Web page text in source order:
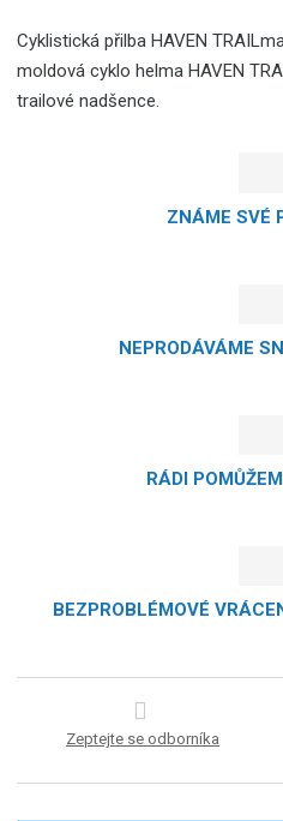
Cyklistická přilba HAVEN
moldová cyklo helma HAVEN
trailové nadšence.
ZNÁME SVÉ
NEPRODÁVÁME
RÁDI
BEZPROBLÉMOVÉ
Zeptejte se odborníka